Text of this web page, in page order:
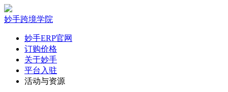
妙手跨境学院
妙手ERP官网
订购价格
关于妙手
平台入驻
活动与资源